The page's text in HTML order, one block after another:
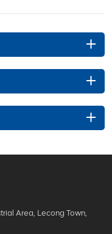
Area, Lecong Town,